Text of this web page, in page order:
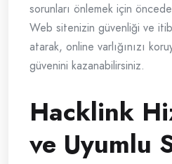
sorunları önlemek için
Web sitenizin güvenliği ve
atarak, online varlığınızı
güvenini kazanabilirsiniz.
Hacklink
ve Uyumlu